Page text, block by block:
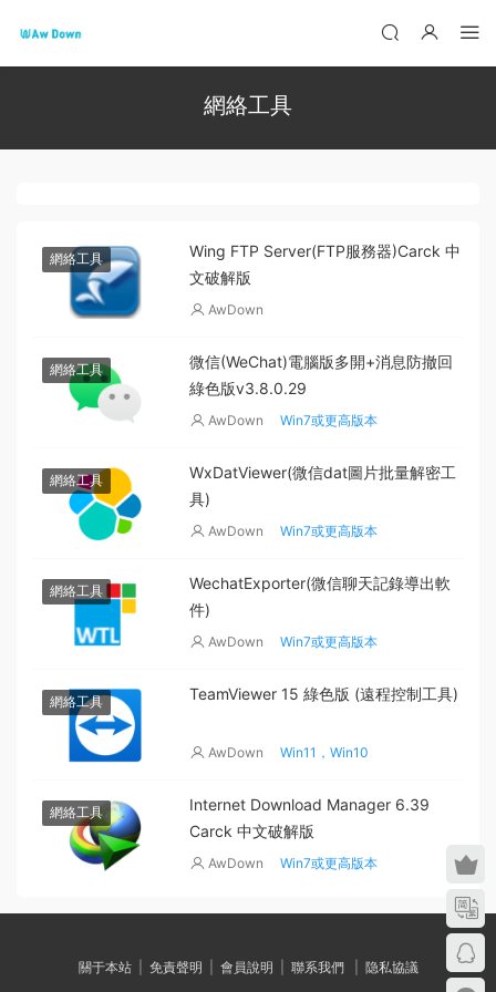
網絡工具
Wing FTP Server(FTP服務器)Carck 中
文破解版
網絡工具
AwDown
微信(WeChat)電腦版多開+消息防撤回
綠色版v3.8.0.29
網絡工具
AwDown Win7或更高版本
WxDatViewer(微信dat圖片批量解密工
具)
網絡工具
AwDown Win7或更高版本
WechatExporter(微信聊天記錄導出軟
件)
網絡工具
AwDown Win7或更高版本
TeamViewer 15 綠色版 (遠程控制工具)
網絡工具
AwDown Win11，Win10
Internet Download Manager 6.39
Carck 中文破解版
網絡工具
AwDown Win7或更高版本
關于本站| 免責聲明 會員說明 聯系我們| 隐私協議